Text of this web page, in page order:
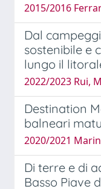
2015/2016
Dal
sostenibile e
lungo il
2022/2023 Rui,
Destination
balneari
2020/2021
Di terre e di
Basso Piave